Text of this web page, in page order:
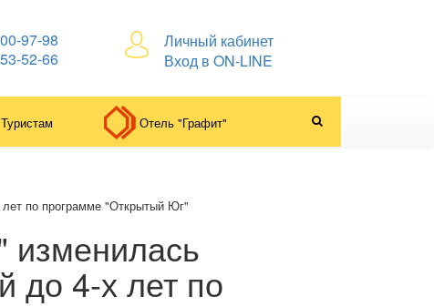
97-98
52-66
Личный кабинет
Вход в ON-LINE
Туристам Отель "Графит"
по программе "Открытый Юг"
до 4-х лет по